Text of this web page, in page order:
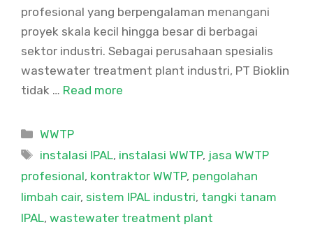
profesional yang berpengalaman menangani
proyek skala kecil hingga besar di berbagai
sektor industri. Sebagai perusahaan spesialis
wastewater treatment plant industri, PT Bioklin
tidak … Read more
Categories
WWTP
Tags
instalasi IPAL, instalasi WWTP, jasa WWTP
profesional, kontraktor WWTP, pengolahan
limbah cair, sistem IPAL industri, tangki tanam
IPAL, wastewater treatment plant